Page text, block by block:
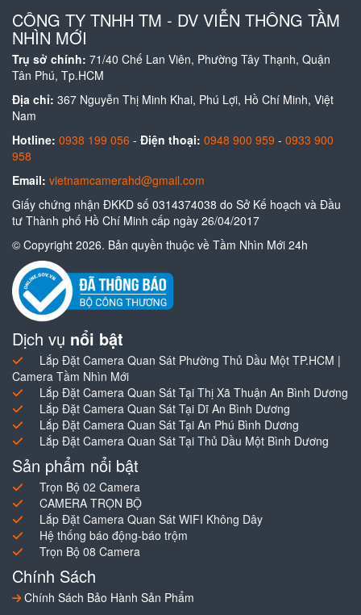
CÔNG TY TNHH TM - DV VIỄN THÔNG TẦM
NHÌN MỚI
Trụ sở chính: 71/40 Chế Lan Viên, Phường Tây Thạnh, Quận
Tân Phú, Tp.HCM
Địa chỉ: 367 Nguyễn Thị Minh Khai, Phú Lợi, Hồ Chí Minh, Việt
Nam
Hotline: 0938 199 056 - Điện thoại: 0948 900 959 - 0933 900
958
Email: vietnamcamerahd@gmail.com
Giấy chứng nhận ĐKKD số 0314374038 do Sở Kế hoạch và Đầu
tư Thành phố Hồ Chí Minh cấp ngày 26/04/2017
© Copyright 2026. Bản quyền thuộc về Tầm Nhìn Mới 24h
Dịch vụ nổi bật
Lắp Đặt Camera Quan Sát Phường Thủ Dầu Một TP.HCM |
Camera Tầm Nhìn Mới
Lắp Đặt Camera Quan Sát Tại Thị Xã Thuận An Bình Dương
Lắp Đặt Camera Quan Sát Tại Dĩ An Bình Dương
Lắp Đặt Camera Quan Sát Tại An Phú Bình Dương
Lắp Đặt Camera Quan Sát Tại Thủ Dầu Một Bình Dương
Sản phẩm nổi bật
Trọn Bộ 02 Camera
CAMERA TRỌN BỘ
Lắp Đặt Camera Quan Sát WIFI Không Dây
Hệ thống báo động-báo trộm
Trọn Bộ 08 Camera
Chính Sách
Chính Sách Bảo Hành Sản Phẩm